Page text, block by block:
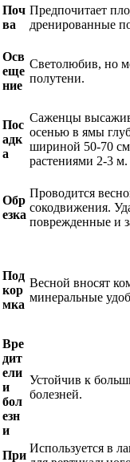
Поч
ва
Предпочитает
дренированные
Осв
еще
ние
Светолюбив, но
полутени.
Пос
адк
а
Саженцы
осенью в ямы
шириной 50-70
растениями 2-3 м.
Обр
езка
Проводится
сокодвижения.
поврежденные и
Под
кор
мка
Весной вносят
минеральные
Вре
дит
ели
и
бол
езн
и
Устойчив к
болезней.
При
Используется в